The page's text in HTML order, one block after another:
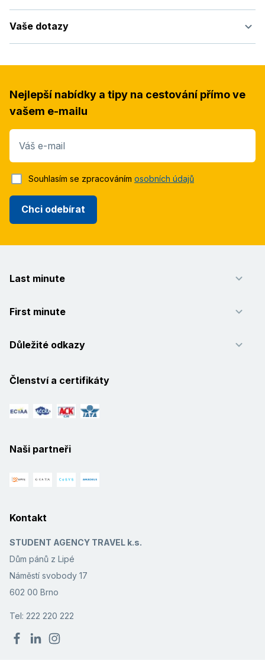
Vaše dotazy
Nejlepší nabídky a tipy na cestování přímo ve
vašem e-mailu
Váš e-mail
Chci odebírat
Souhlasím se zpracováním osobních údajů
Last minute
First minute
Důležité odkazy
Členství a certifikáty
Naši partneři
Kontakt
STUDENT AGENCY TRAVEL k.s.
Dům pánů z Lipé
Náměstí svobody 17
602 00 Brno
Tel: 222 220 222